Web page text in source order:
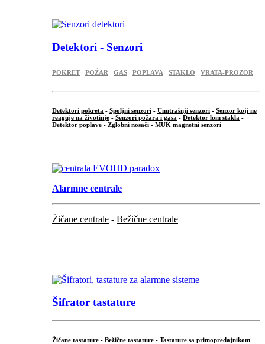
Detektori - Senzori
POKRET POŽAR GAS POPLAVA STAKLO VRATA-PROZOR
Detektori pokreta - Spoljni senzori - Unutrašnji senzori - Senzor koji ne
reaguje na životinje - Senzori požara i gasa - Detektor lom stakla -
Detektor poplave - Zglobni nosači - MUK magnetni senzori
Alarmne centrale
Žičane centrale - Bežične centrale
Šifrator tastature
Žičane tastature - Bežične tastature - Tastature sa primopredajnikom